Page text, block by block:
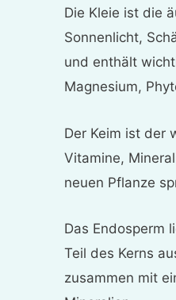
Die Kleie ist die
Sonnenlicht,
und enthält
Magnesium,
Der Keim ist der
Vitamine,
neuen Pflanze
Das Endosperm
Teil des Kerns
zusammen mit